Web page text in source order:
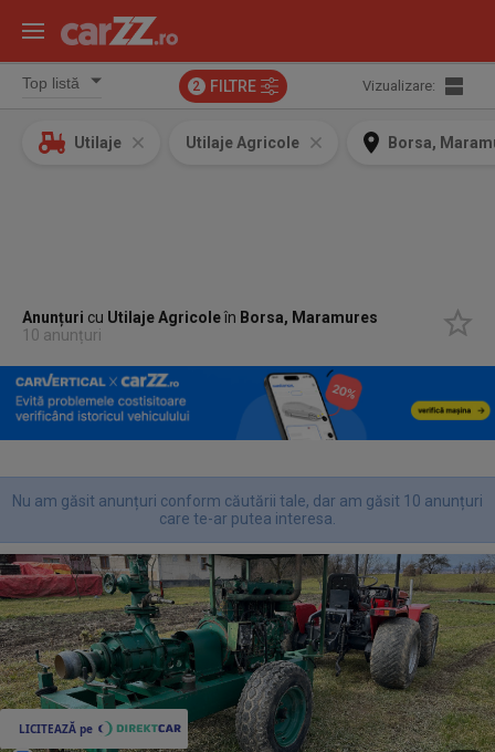
2 FILTRE Vizualizare:
Utilaje Utilaje Agricole Borsa,
Anunțuri cu Utilaje Agricoleîn Borsa, Maramures
10 anunțuri
Nu am găsit anunțuri conform căutării tale, dar am găsit 10 anunțuri
care te-ar putea interesa.